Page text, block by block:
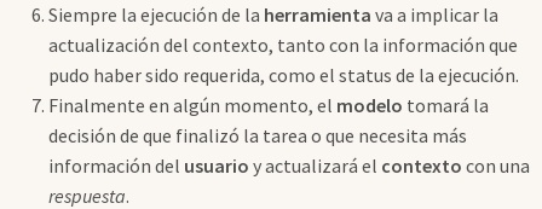
Siempre la ejecución de la herramienta va a implicar la
actualización del contexto, tanto con la información que
pudo haber sido requerida, como el status de la ejecución.
Finalmente en algún momento, el modelo tomará la
decisión de que finalizó la tarea o que necesita más
información del usuario y actualizará el contexto con una
respuesta.